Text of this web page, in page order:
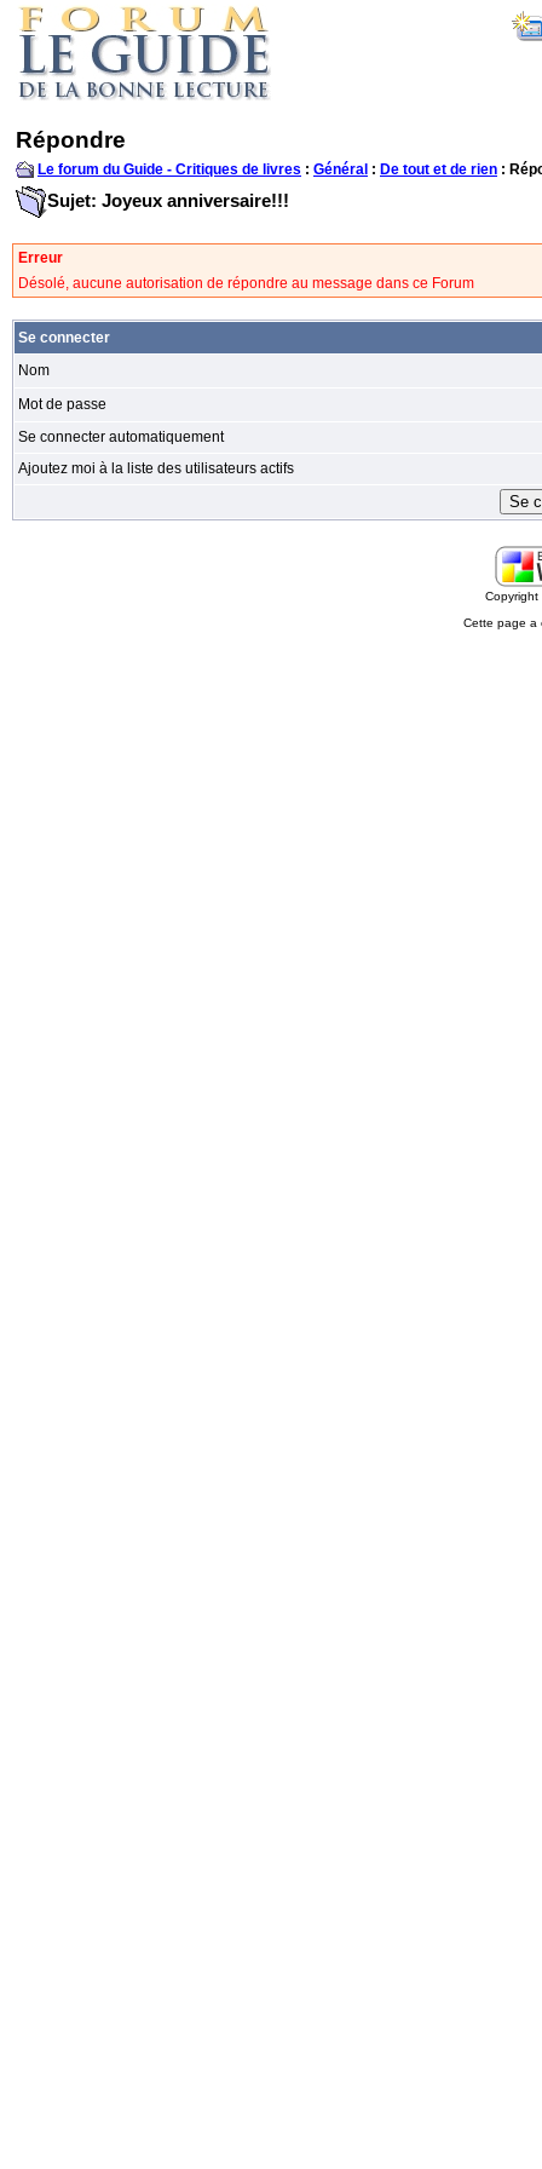
Répondre
Le forum du Guide - Critiques de livres : Général : De tout et de rien :
Sujet: Joyeux anniversaire!!!
Erreur
Désolé, aucune autorisation de répondre au message dans ce Forum
Se connecter
Nom
Mot de passe
Se connecter automatiquement
Ajoutez moi à la liste des utilisateurs actifs
Cette page a